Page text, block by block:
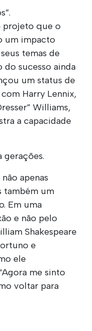
projeto que o
um impacto
temas de
sucesso ainda
um status de
Harry Lennix,
Williams,
a capacidade
apenas
também um
Em uma
e não pelo
Shakespeare
e
ele
me sinto
voltar para